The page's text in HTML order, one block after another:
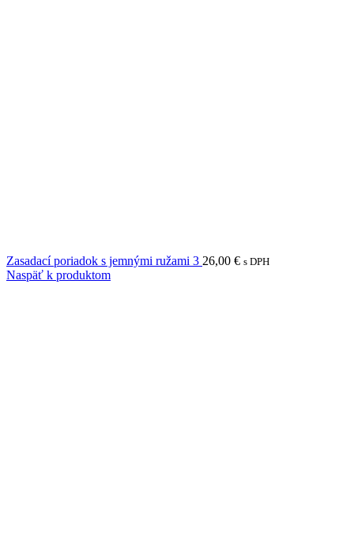
Zasadací poriadok s jemnými ružami 3 26,00 € s DPH
Naspäť k produktom